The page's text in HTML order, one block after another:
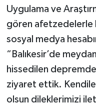
Uygulama ve
gören afetzedelerle
sosyal medya
“Balıkesir’de
hissedilen depremde
ziyaret ettik.
olsun dileklerimizi